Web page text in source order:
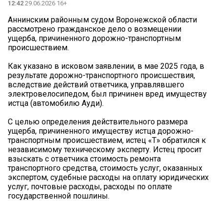
12:42 29.06.2026 16+
Аннинским районным судом Воронежской области
рассмотрено гражданское дело о возмещении
ущерба, причиненного дорожно-транспортным
происшествием.
Как указано в исковом заявлении, в мае 2025 года, в
результате дорожно-транспортного происшествия,
вследствие действий ответчика, управлявшего
электровелосипедом, был причинен вред имуществу
истца (автомобилю Ауди).
С целью определения действительного размера
ущерба, причиненного имуществу истца дорожно-
транспортным происшествием, истец «Т» обратился к
независимому техническому эксперту. Истец просит
взыскать с ответчика стоимость ремонта
транспортного средства, стоимость услуг, оказанных
экспертом, судебные расходы на оплату юридических
услуг, почтовые расходы, расходы по оплате
государственной пошлины.